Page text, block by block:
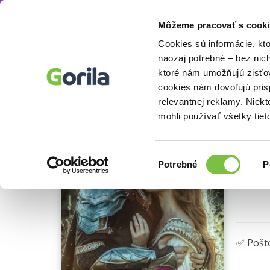
Môžeme pracovať s
Cookies sú informácie,
naozaj potrebné – bez
ktoré nám umožňujú
cookies nám dovoľujú
relevantnej reklamy.
mohli používať všetky
súhlasu
Potrebné
Beletria knihy Ohrdnuté srdce
Ukážka
Jana
✅